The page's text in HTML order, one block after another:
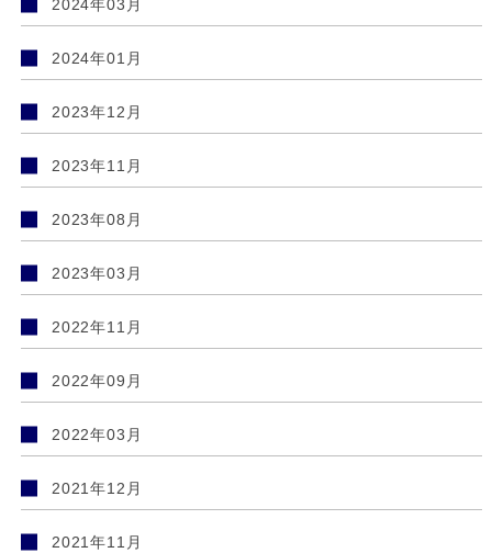
2024年03月
2024年01月
2023年12月
2023年11月
2023年08月
2023年03月
2022年11月
2022年09月
2022年03月
2021年12月
2021年11月